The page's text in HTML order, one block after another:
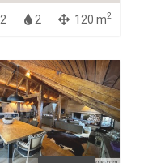
2 2 120 m2